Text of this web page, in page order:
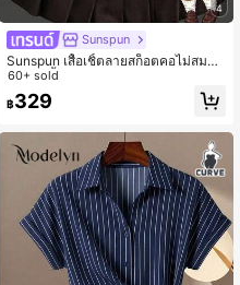
4
Sunspun
Sunspun เสื้อเชิ้ตลายสก็อตคอไม่สมมา
ตรแขนสั้นไซส์ใหญ่สำหรับฤดูใบไม้ผลิแ
ละฤดูร้อน
60+ sold
฿329